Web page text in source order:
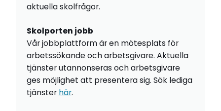
aktuella skolfrågor.
Skolporten jobb
Vår jobbplattform är en mötesplats för
arbetssökande och arbetsgivare. Aktuella
tjänster utannonseras och arbetsgivare
ges möjlighet att presentera sig. Sök lediga
tjänster här.